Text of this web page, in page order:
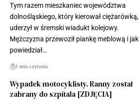
Tym razem mieszkaniec województwa
dolnośląskiego, który kierował ciężarówką,
uderzył w śremski wiadukt kolejowy.
Mężczyzna przewoził piankę meblową i jak
powiedział…
1 min czytania
Wypadek motocyklisty. Ranny został
zabrany do szpitala [ZDJĘCIA]